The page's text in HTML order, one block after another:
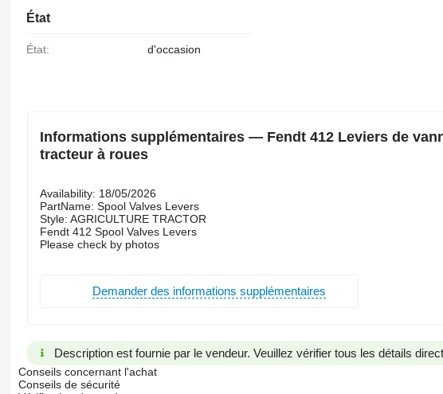
État
État: d'occasion
Informations supplémentaires — Fendt 412 Leviers de
tracteur à roues
Availability: 18/05/2026
PartName: Spool Valves Levers
Style: AGRICULTURE TRACTOR
Fendt 412 Spool Valves Levers
Please check by photos
Demander des informations supplémentaires
Description est fournie par le vendeur. Veuillez vérifier tous les détails
Conseils concernant l'achat
Conseils de sécurité